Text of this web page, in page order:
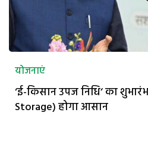
योजनाएं
‘ई-किसान उपज निधि‘ का
Storage) होगा आसान